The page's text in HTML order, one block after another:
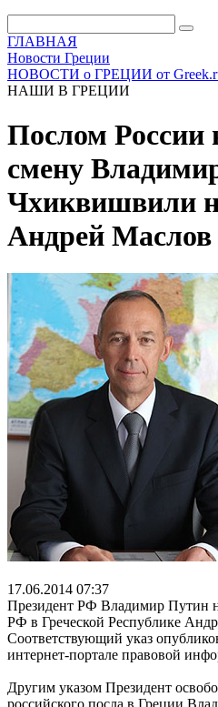
ГЛАВНАЯ
Новости Греции
НОВОСТИ о ГРЕЦИИ от
НАШИ В ГРЕЦИИ
Послом России
смену
Чхиквишвили
Андрей Маслов
17.06.2014 07:37
Президент РФ Владимир Путин
РФ в Греческой Республике
Соответствующий указ
интернет-портале правовой
Другим указом Президент
российского посла в Греции